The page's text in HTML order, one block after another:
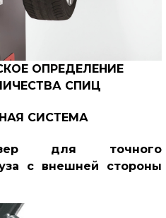
ОПРЕДЕЛЕНИЕ
СПИЦ
СИСТЕМА
для точного
с внешней стороны